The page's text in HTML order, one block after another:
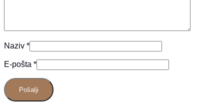
Naziv *
E-pošta *